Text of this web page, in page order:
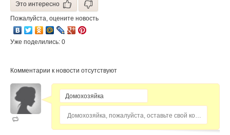
Это интересно
Пожалуйста, оцените новость
Уже поделились: 0
Комментарии к новости отсутствуют
Домохозяйка, пожалуйста, оставьте свой комментарий...